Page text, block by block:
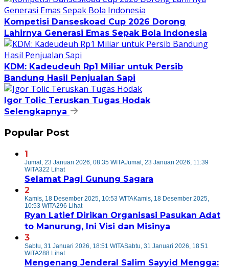
Kompetisi Danseskoad Cup 2026 Dorong
Lahirnya Generasi Emas Sepak Bola Indonesia
KDM: Kadeudeuh Rp1 Miliar untuk Persib
Bandung Hasil Penjualan Sapi
Igor Tolic Teruskan Tugas Hodak
Selengkapnya
Popular Post
1
Jumat, 23 Januari 2026, 08:35 WITAJumat, 23 Januari 2026, 11:39
WITA322 Lihat
Selamat Pagi Gunung Sagara
2
Kamis, 18 Desember 2025, 10:53 WITAKamis, 18 Desember 2025,
10:53 WITA296 Lihat
Ryan Latief Dirikan Organisasi Pasukan Adat
to Manurung, Ini Visi dan Misinya
3
Sabtu, 31 Januari 2026, 18:51 WITASabtu, 31 Januari 2026, 18:51
WITA288 Lihat
Mengenang Jenderal Salim Sayyid Mengga: